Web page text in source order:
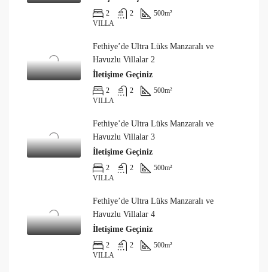
2 2 500m²
VILLA
Fethiye’de Ultra Lüks Manzaralı ve
Havuzlu Villalar 2
İletişime Geçiniz
2 2 500m²
VILLA
Fethiye’de Ultra Lüks Manzaralı ve
Havuzlu Villalar 3
İletişime Geçiniz
2 2 500m²
VILLA
Fethiye’de Ultra Lüks Manzaralı ve
Havuzlu Villalar 4
İletişime Geçiniz
2 2 500m²
VILLA